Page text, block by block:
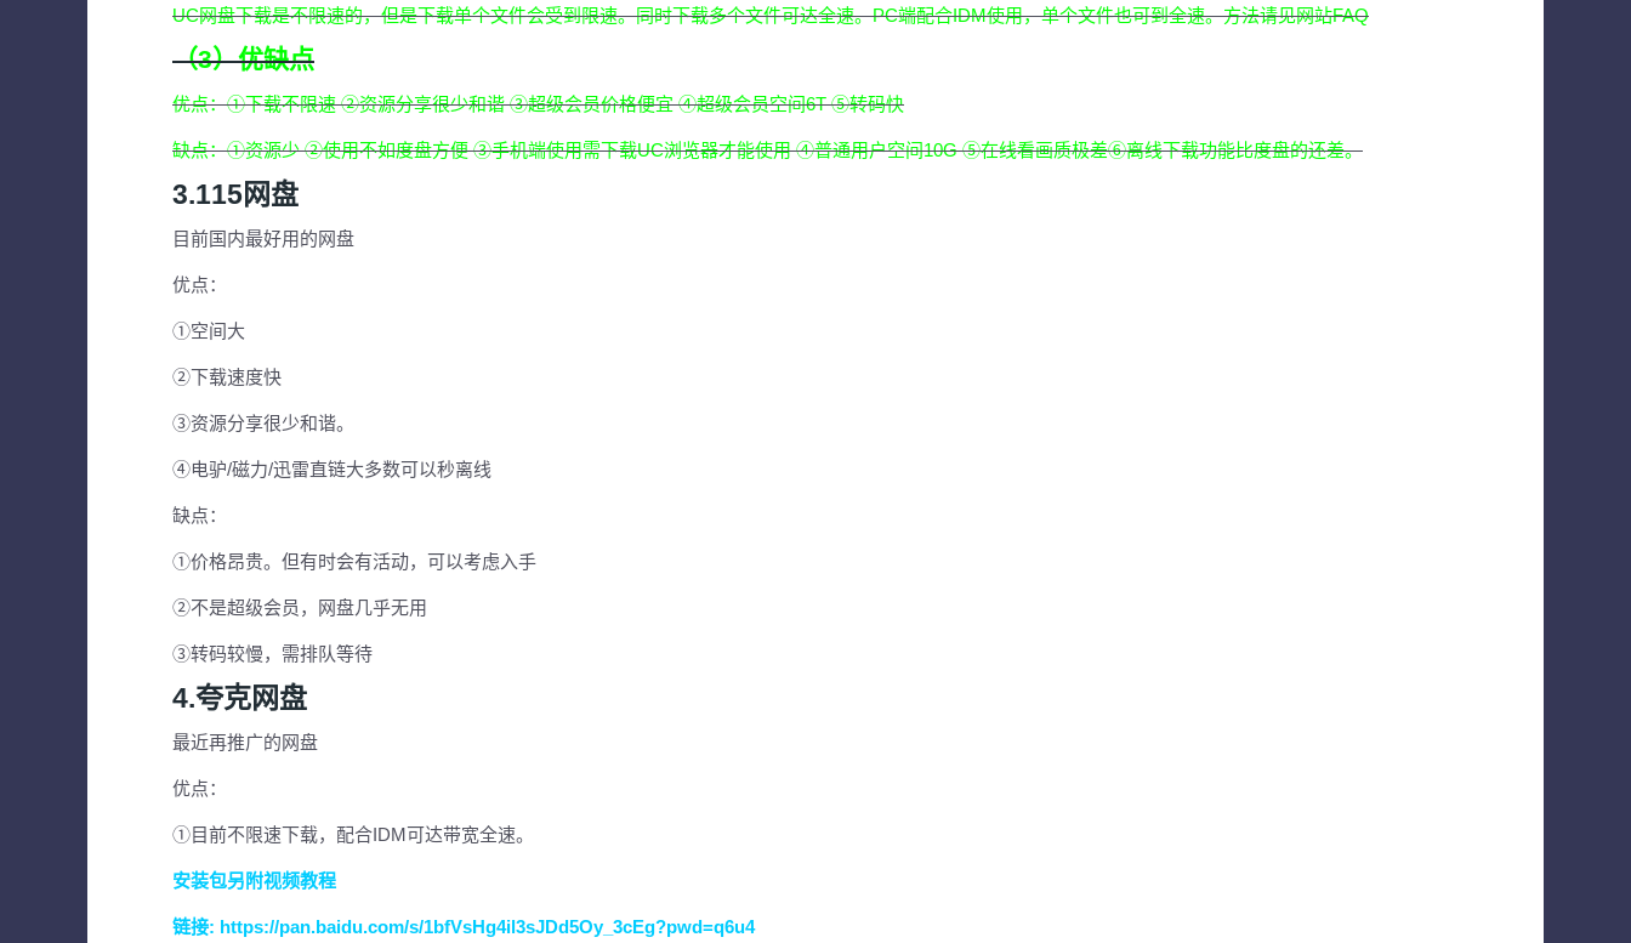
UC网盘下载是不限速的，但是下载单个文件会受到限速。同时下载多个文件可达全速。PC端配合IDM使用，单个文件也可到全速。方法请见网站FAQ
（3）优缺点
优点：①下载不限速 ②资源分享很少和谐 ③超级会员价格便宜 ④超级会员空间6T ⑤转码快
缺点：①资源少 ②使用不如度盘方便 ③手机端使用需下载UC浏览器才能使用 ④普通用户空间10G ⑤在线看画质极差⑥离线下载功能比度盘的还差。
3.115网盘
目前国内最好用的网盘
优点：
①空间大
②下载速度快
③资源分享很少和谐。
④电驴/磁力/迅雷直链大多数可以秒离线
缺点：
①价格昂贵。但有时会有活动，可以考虑入手
②不是超级会员，网盘几乎无用
③转码较慢，需排队等待
4.夸克网盘
最近再推广的网盘
优点：
①目前不限速下载，配合IDM可达带宽全速。
安装包另附视频教程
链接: https://pan.baidu.com/s/1bfVsHg4il3sJDd5Oy_3cEg?pwd=q6u4